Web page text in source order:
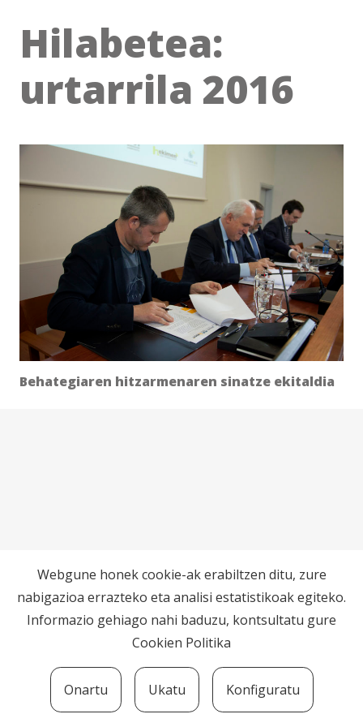
Hilabetea:
urtarrila 2016
Behategiaren hitzarmenaren sinatze ekitaldia
Webgune honek cookie-ak erabiltzen ditu, zure
nabigazioa errazteko eta analisi estatistikoak egiteko.
Informazio gehiago nahi baduzu, kontsultatu gure
Cookien Politika
Onartu Ukatu Konfiguratu